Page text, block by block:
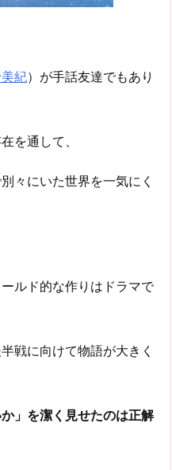
紀）が手話友達でもあり
を通して、
々にいた世界を一気にく
ルド的な作りはドラマで
戦に向けて物語が大きく
」を潔く見せたのは正解